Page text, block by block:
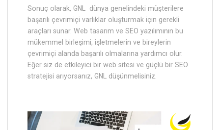
Sonuç olarak, GNL dünya genelindeki müşterilere
başarılı çevrimiçi varlıklar oluşturmak için gerekli
araçları sunar. Web tasarım ve SEO yazılımının bu
mükemmel birleşimi, işletmelerin ve bireylerin
çevrimiçi alanda başarılı olmalarına yardımcı olur.
Eğer siz de etkileyici bir web sitesi ve güçlü bir SEO
stratejisi arıyorsanız, GNL düşünmelisiniz.